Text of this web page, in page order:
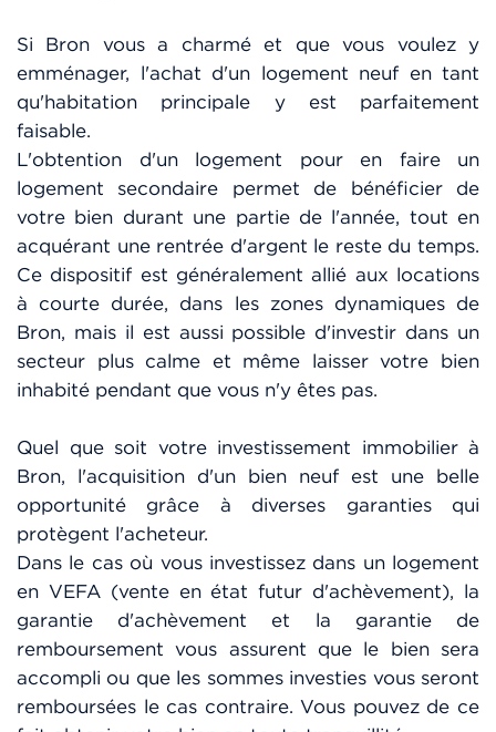
Si Bron vous a charmé et que vous voulez y
emménager, l'achat d'un logement neuf en tant
qu'habitation principale y est parfaitement
faisable.
L'obtention d'un logement pour en faire un
logement secondaire permet de bénéficier de
votre bien durant une partie de l'année, tout en
acquérant une rentrée d'argent le reste du temps.
Ce dispositif est généralement allié aux locations
à courte durée, dans les zones dynamiques de
Bron, mais il est aussi possible d'investir dans un
secteur plus calme et même laisser votre bien
inhabité pendant que vous n'y êtes pas.
Quel que soit votre investissement immobilier à
Bron, l'acquisition d'un bien neuf est une belle
opportunité grâce à diverses garanties qui
protègent l'acheteur.
Dans le cas où vous investissez dans un logement
en VEFA (vente en état futur d'achèvement), la
garantie d'achèvement et la garantie de
remboursement vous assurent que le bien sera
accompli ou que les sommes investies vous seront
remboursées le cas contraire. Vous pouvez de ce